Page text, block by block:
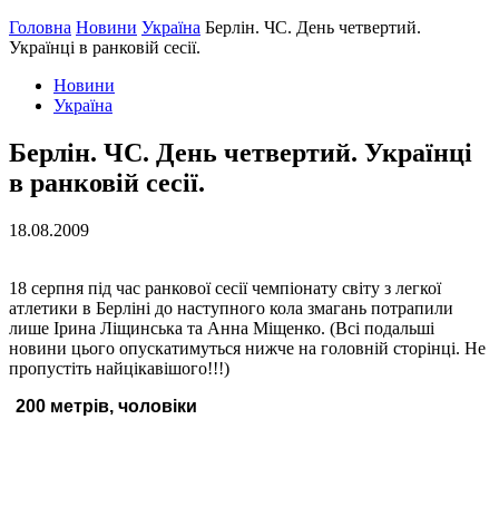
Головна Новини Україна Берлін. ЧС. День четвертий.
Українці в ранковій сесії.
Новини
Україна
Берлін. ЧС. День четвертий. Українці
в ранковій сесії.
18.08.2009
18 серпня під час ранкової сесії чемпіонату світу з легкої
атлетики в Берліні до наступного кола змагань потрапили
лише Ірина Ліщинська та Анна Міщенко. (Всі подальші
новини цього опускатимуться нижче на головній сторінці. Не
пропустіть найцікавішого!!!)
200 метрів, чоловіки